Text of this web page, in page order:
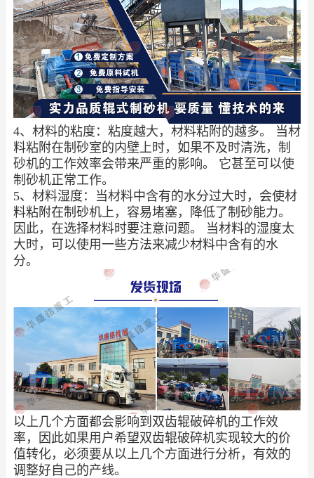
4、材料的粘度：粘度越大，材料粘附的越多。 当材
料粘附在制砂室的内壁上时，如果不及时清洗，制
砂机的工作效率会带来严重的影响。 它甚至可以使
制砂机正常工作。
5、材料湿度：当材料中含有的水分过大时，会使材
料粘附在制砂机上，容易堵塞，降低了制砂能力。
因此，在选择材料时要注意问题。 当材料的湿度太
大时，可以使用一些方法来减少材料中含有的水
分。
以上几个方面都会影响到双齿辊破碎机的工作效
率，因此如果用户希望双齿辊破碎机实现较大的价
值转化，必须要从以上几个方面进行分析，有效的
调整好自己的产线。